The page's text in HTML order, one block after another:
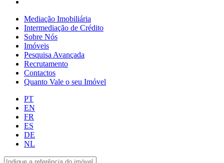
Mediação Imobiliária
Intermediação de Crédito
Sobre Nós
Imóveis
Pesquisa Avançada
Recrutamento
Contactos
Quanto Vale o seu Imóvel
PT
EN
FR
ES
DE
NL